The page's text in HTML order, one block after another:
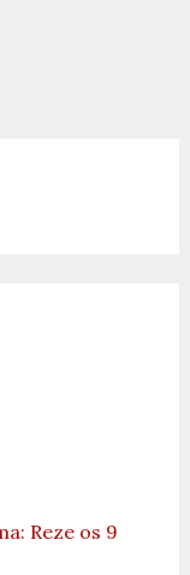
Reze os 9